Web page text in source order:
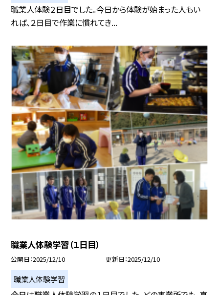
職業人体験２日目でした。今日から体験が始まった人もい
れば、２日目で作業に慣れてき...
職業人体験学習（１日目）
公開日 2025/12/10 更新日 2025/12/10
職業人体験学習